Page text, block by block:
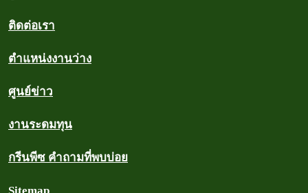
ติดต่อเรา
ตำแหน่งงานว่าง
ศูนย์ข่าว
งานระดมทุน
กรีนพีซ คำถามที่พบบ่อย